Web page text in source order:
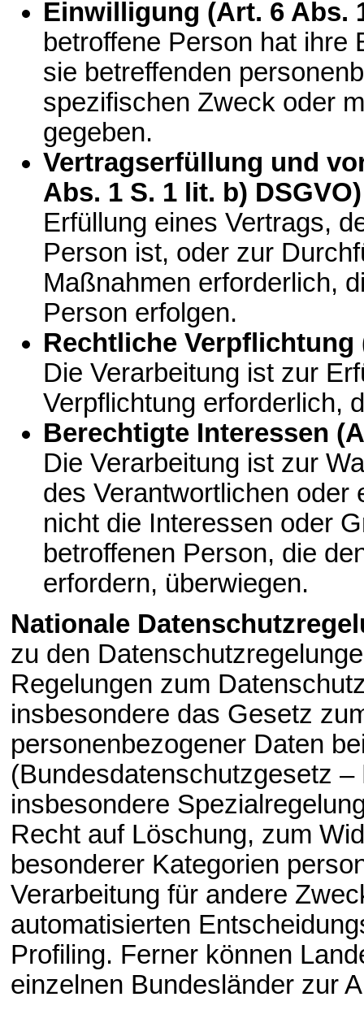
Einwilligung (Art. 6 Abs.
betroffene Person hat ihre
sie betreffenden
spezifischen Zweck oder
gegeben.
Vertragserfüllung und
Abs. 1 S. 1 lit. b) DSGVO)
Erfüllung eines Vertrags,
Person ist, oder zur
Maßnahmen erforderlich,
Person erfolgen.
Rechtliche Verpflichtung
Die Verarbeitung ist zur
Verpflichtung erforderlich,
Berechtigte Interessen
Die Verarbeitung ist zur
des Verantwortlichen oder
nicht die Interessen oder
betroffenen Person, die
erfordern, überwiegen.
Nationale
zu den
Regelungen zum
insbesondere das Gesetz
personenbezogener Daten
(Bundesdatenschutzgesetz
insbesondere
Recht auf Löschung, zum
besonderer Kategorien
Verarbeitung für andere
automatisierten
Profiling. Ferner können
einzelnen Bundesländer zur